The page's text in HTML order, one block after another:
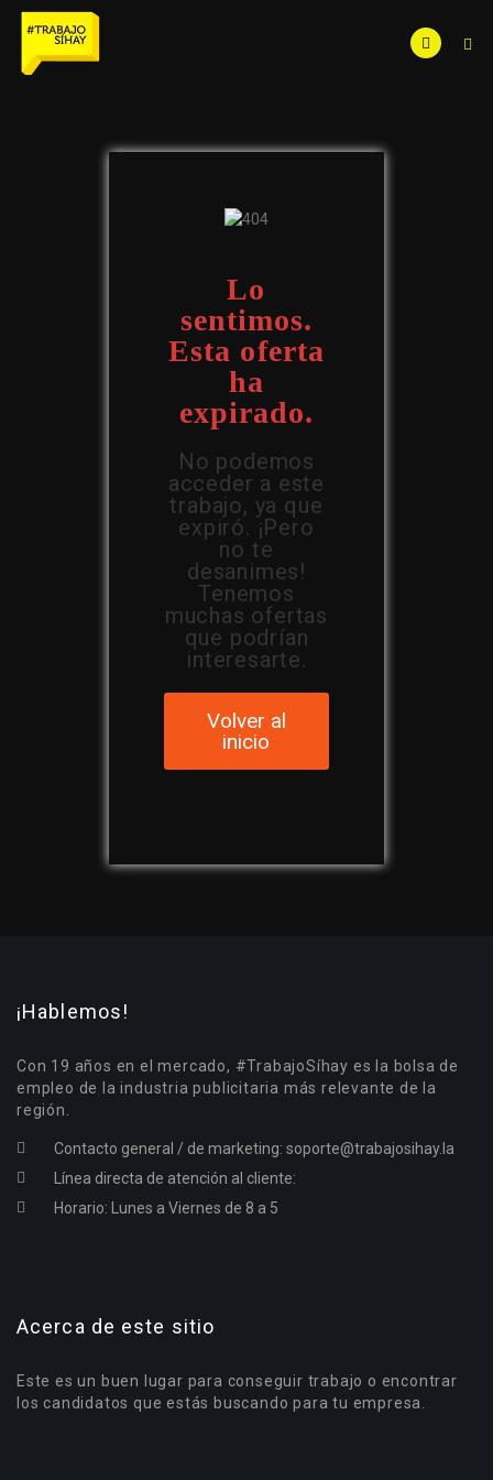
Lo
sentimos.
Esta oferta
ha
expirado.
No podemos
acceder a este
trabajo, ya que
expiró. ¡Pero
no te
desanimes!
Tenemos
muchas ofertas
que podrían
interesarte.
Volver al
inicio
¡Hablemos!
Con 19 años en el mercado, #TrabajoSíhay es la bolsa de
empleo de la industria publicitaria más relevante de la
región.
Contacto general / de marketing: soporte@trabajosihay.la
Línea directa de atención al cliente:
Horario: Lunes a Viernes de 8 a 5
Acerca de este sitio
Este es un buen lugar para conseguir trabajo o encontrar
los candidatos que estás buscando para tu empresa.